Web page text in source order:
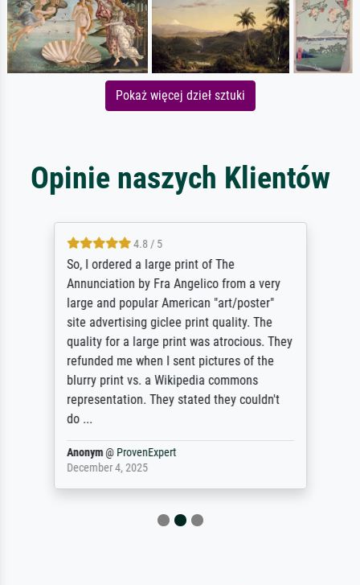
Pokaż więcej dzieł sztuki
Opinie naszych Klientów
4.8 / 5
So, I ordered a large print of The
Annunciation by Fra Angelico from a very
large and popular American "art/poster"
site advertising giclee print quality. The
quality for a large print was atrocious. They
refunded me when I sent pictures of the
blurry print vs. a Wikipedia commons
representation. They stated they couldn't
do ...
Anonym@ ProvenExpert
December 4, 2025